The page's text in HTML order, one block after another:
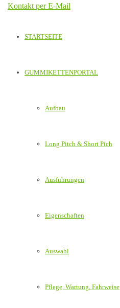
Kontakt per E-Mail
STARTSEITE
GUMMIKETTENPORTAL
Aufbau
Long Pitch & Short Pich
Ausführungen
Eigenschaften
Auswahl
Pflege, Wartung, Fahrweise